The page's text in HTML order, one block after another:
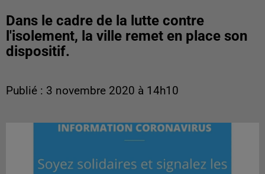
Dans le cadre de la lutte contre
l'isolement, la ville remet en place son
dispositif.
Publié : 3 novembre 2020 à 14h10